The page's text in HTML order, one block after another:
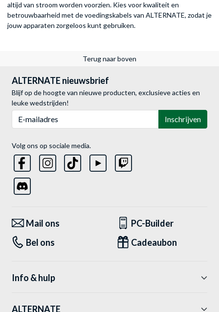
altijd van stroom worden voorzien. Kies voor kwaliteit en
betrouwbaarheid met de voedingskabels van ALTERNATE, zodat je
jouw apparaten zorgeloos kunt gebruiken.
Terug naar boven
ALTERNATE nieuwsbrief
Blijf op de hoogte van nieuwe producten, exclusieve acties en
leuke wedstrijden!
Inschrijven
Volg ons op sociale media.
Mail ons
PC-Builder
Bel ons
Cadeaubon
Info & hulp
ALTERNATE